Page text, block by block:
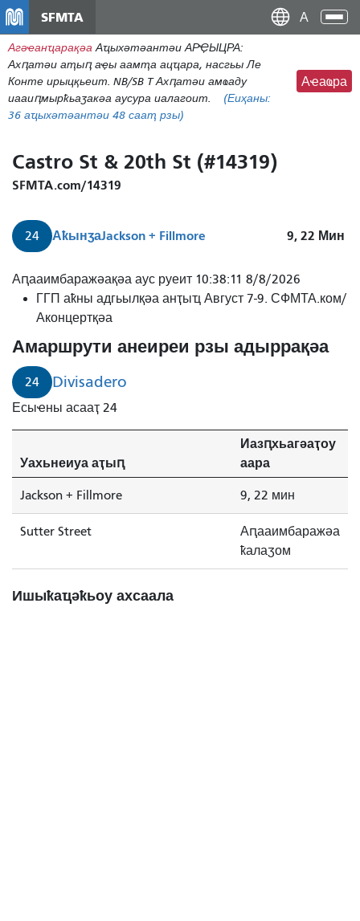
콘
텐
츠
로
건
뛰
SFMTA
Агәҽанҵарақәа Аҵыхәтәантәи АРҾЫЦРА:
Ахԥатәи аҭыԥ аҿы аамҭа ацҵара, насгьы Ле
Конте ирыцқьеит. NB/SB T Ахԥатәи амҩаду
иааиԥмырҟьаӡакәа аусура иалагоит.
(Еиҳаны:
36 аҵыхәтәантәи 48 сааҭ рзы)
Аҽаҩра
Castro St & 20th St (#14319)
SFMTA.com/14319
24 АҟынӡаJackson + Fillmore 9, 22 Мин
Аԥааимбаражәақәа аус руеит 10:38:11 8/8/2026
ГГП аҟны адгьылқәа анҭыҵ Август 7-9. СФМТА.ком/
Аконцертқәа
Амаршрути анеиреи рзы адыррақәа
24 Divisadero
Есыҽны асааҭ 24
Уахьнеиуа аҭыԥ
Иазԥхьагәаҭоу
аара
Jackson + Fillmore 9, 22 мин
Sutter Street
Аԥааимбаражәа
ҟалаӡом
Ишыҟаҵәҟьоу ахсаала